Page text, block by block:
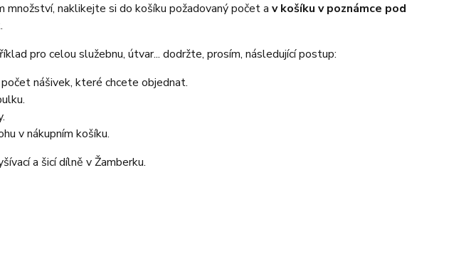
naklikejte si do košíku požadovaný počet a v košíku v poznámce pod
pro celou služebnu, útvar... dodržte, prosím, následující postup:
nášivek, které chcete objednat.
v nákupním košíku.
a šicí dílně v Žamberku.